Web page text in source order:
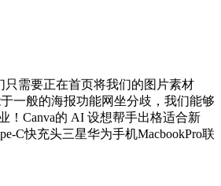
只需要正在首页将我们的图片素材
一般的海报功能网坐分歧，我们能够
！Canva的 AI 设想帮手出格适合新
C快充头三星华为手机MacbookPro联